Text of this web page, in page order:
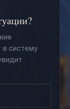
систему